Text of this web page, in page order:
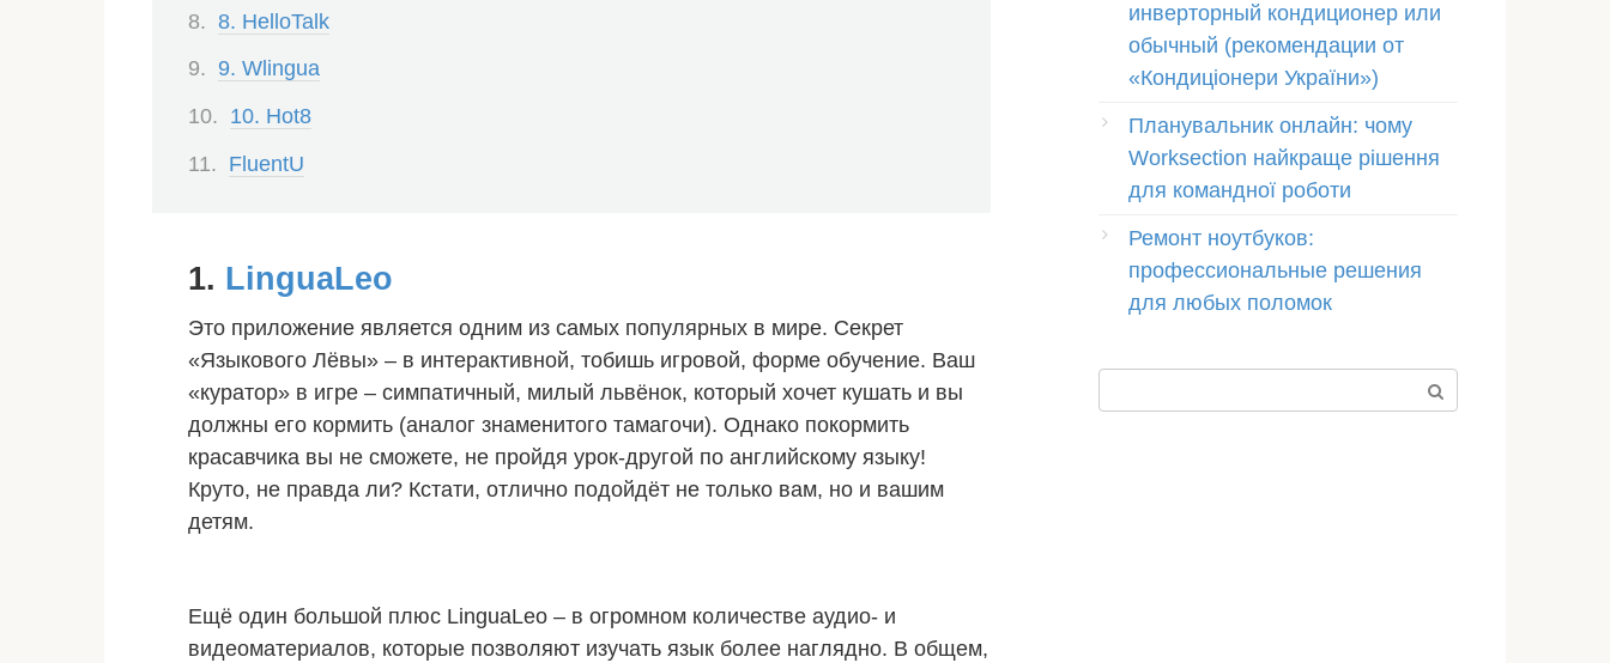
8. HelloTalk
9. Wlingua
10. Hot8
FluentU
1. LinguaLeo
Это приложение является одним из самых популярных в мире. Секрет
«Языкового Лёвы» – в интерактивной, тобишь игровой, форме обучение. Ваш
«куратор» в игре – симпатичный, милый львёнок, который хочет кушать и вы
должны его кормить (аналог знаменитого тамагочи). Однако покормить
красавчика вы не сможете, не пройдя урок-другой по английскому языку!
Круто, не правда ли? Кстати, отлично подойдёт не только вам, но и вашим
детям.
Ещё один большой плюс LinguaLeo – в огромном количестве аудио- и
видеоматериалов, которые позволяют изучать язык более наглядно. В общем,
инверторный кондиционер или
обычный (рекомендации от
«Кондиціонери України»)
Планувальник онлайн: чому
Worksection найкраще рішення
для командної роботи
Ремонт ноутбуков:
профессиональные решения
для любых поломок